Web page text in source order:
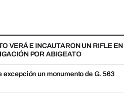
VERÁ E INCAUTARON UN RIFLE EN
POR ABIGEATO
excepción un monumento de G. 563